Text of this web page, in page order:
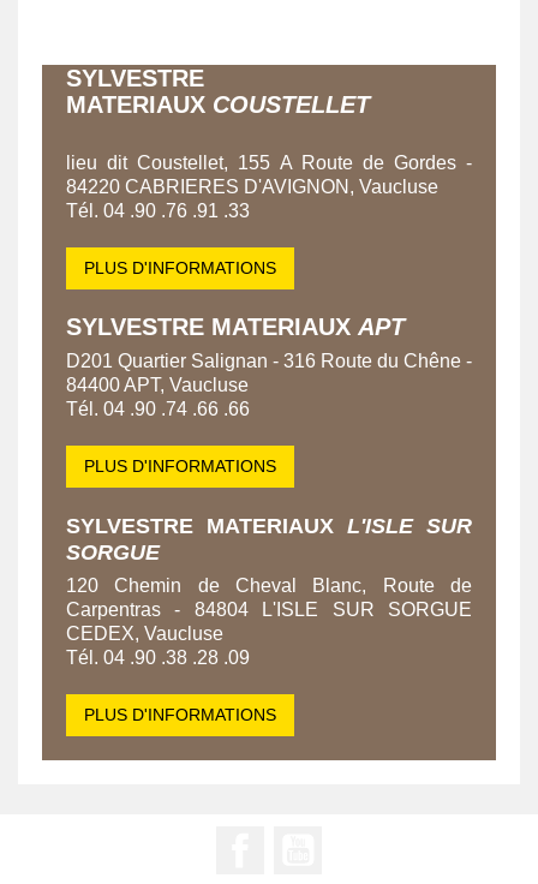
SYLVESTRE
MATERIAUX COUSTELLET
lieu dit Coustellet, 155 A Route de Gordes -
84220 CABRIERES D'AVIGNON, Vaucluse
Tél. 04 .90 .76 .91 .33
PLUS D'INFORMATIONS
SYLVESTRE MATERIAUX APT
D201 Quartier Salignan - 316 Route du Chêne -
84400 APT, Vaucluse
Tél. 04 .90 .74 .66 .66
PLUS D'INFORMATIONS
SYLVESTRE MATERIAUX L'ISLE SUR
SORGUE
120 Chemin de Cheval Blanc, Route de
Carpentras - 84804 L'ISLE SUR SORGUE
CEDEX, Vaucluse
Tél. 04 .90 .38 .28 .09
PLUS D'INFORMATIONS